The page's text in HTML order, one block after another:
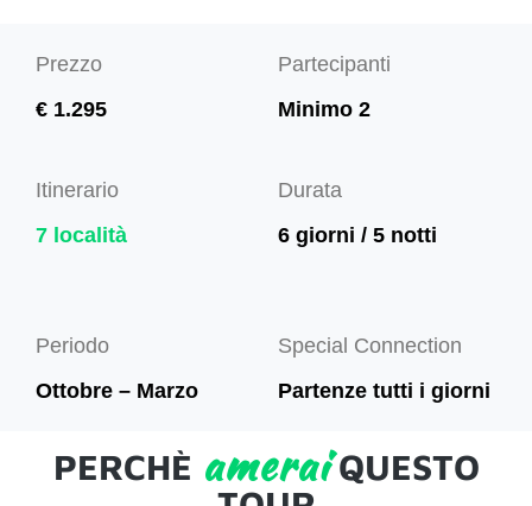
Prezzo
€ 1.295
Partecipanti
Minimo 2
Itinerario
7 località
Durata
6 giorni / 5 notti
Periodo
Ottobre – Marzo
Special Connection
Partenze tutti i giorni
PERCHÈ ameraiQUESTO